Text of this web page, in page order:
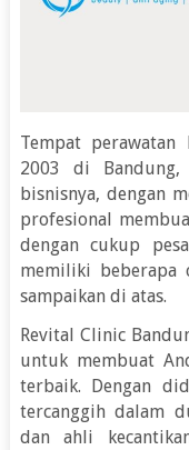
Tempat
2003 di Bandung,
bisnisnya, dengan
profesional
dengan cukup
memiliki beberapa
sampaikan di atas.
Revital Clinic
untuk membuat
terbaik. Dengan
tercanggih dalam
dan ahli